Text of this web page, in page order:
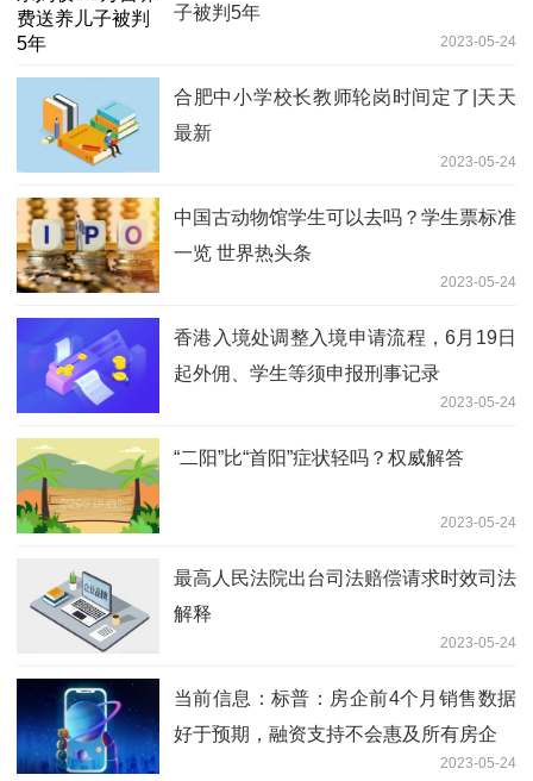
子被判5年
2023-05-24
合肥中小学校长教师轮岗时间定了|天天
最新
2023-05-24
中国古动物馆学生可以去吗？学生票标准
一览 世界热头条
2023-05-24
香港入境处调整入境申请流程，6月19日
起外佣、学生等须申报刑事记录
2023-05-24
“二阳”比“首阳”症状轻吗？权威解答
2023-05-24
最高人民法院出台司法赔偿请求时效司法
解释
2023-05-24
当前信息：标普：房企前4个月销售数据
好于预期，融资支持不会惠及所有房企
2023-05-24